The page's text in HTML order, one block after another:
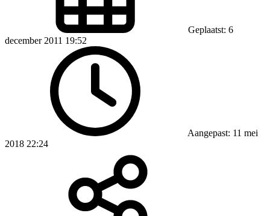
Geplaatst: 6
december 2011 19:52
Aangepast: 11 mei
2018 22:24